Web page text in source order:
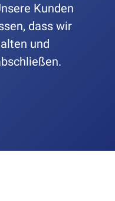
Kunden
dass wir
und